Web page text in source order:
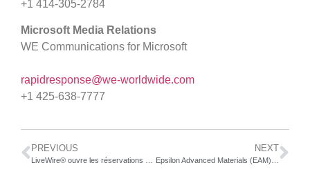
+1 414-305-2784
Microsoft Media Relations
WE Communications for Microsoft
rapidresponse@we-worldwide.com
+1 425-638-7777
PREVIOUS NEXT